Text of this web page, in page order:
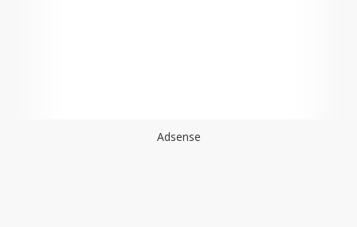
Adsense